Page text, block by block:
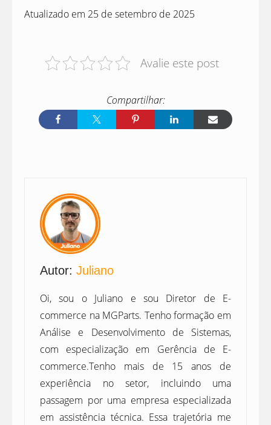
Atualizado em 25 de setembro de 2025
Avalie este post
Autor: Juliano
Oi, sou o Juliano e sou Diretor de E-
commerce na MGParts. Tenho formação em
Análise e Desenvolvimento de Sistemas,
com especialização em Gerência de E-
commerce.Tenho mais de 15 anos de
experiência no setor, incluindo uma
passagem por uma empresa especializada
em assistência técnica. Essa trajetória me